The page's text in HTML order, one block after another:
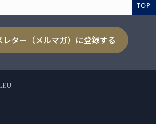
TOP
レター（メルマガ）に登録する